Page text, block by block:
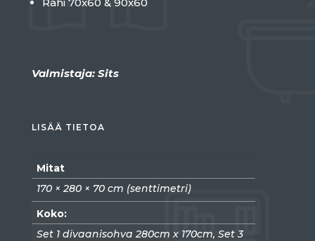
Valmistaja: Sits
LISÄÄ TIETOA
Mitat
170 × 280 × 70 cm (senttimetri)
Koko:
Set 1 divaanisohva 280cm x 170cm, Set 3